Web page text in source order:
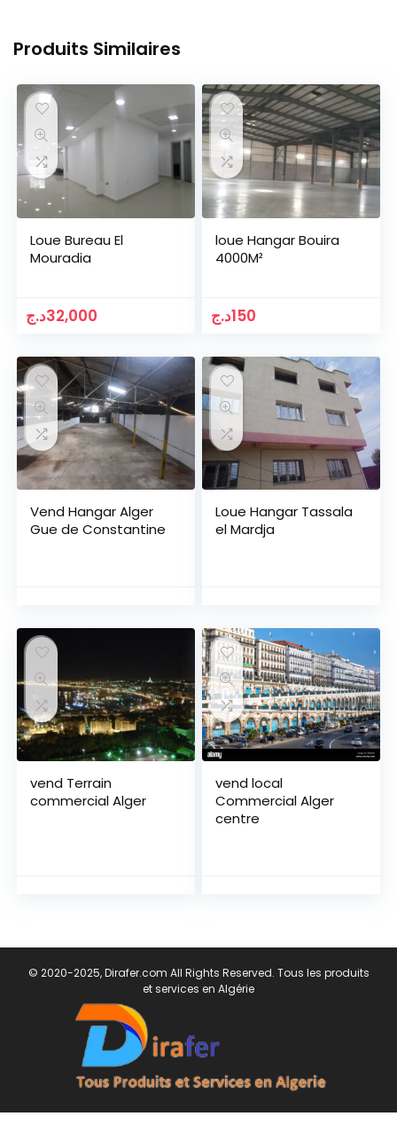
Produits Similaires
Loue Bureau El
Mouradia
32,000د.ج
loue Hangar Bouira
4000M²
150د.ج
Vend Hangar Alger
Gue de Constantine
Loue Hangar Tassala
el Mardja
vend Terrain
commercial Alger
vend local
Commercial Alger
centre
© 2020-2025, Dirafer.com All Rights Reserved. Tous les produits
et services en Algérie